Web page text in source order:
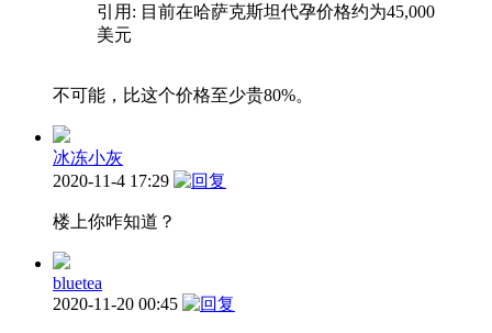
引用: 目前在哈萨克斯坦代孕价格约为45,000
美元
不可能，比这个价格至少贵80%。
冰冻小灰
2020-11-4 17:29
楼上你咋知道？
bluetea
2020-11-20 00:45